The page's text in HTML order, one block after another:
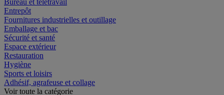
Bureau et télétravail
Entrepôt
Fournitures industrielles et outillage
Emballage et bac
Sécurité et santé
Espace extérieur
Restauration
Hygiène
Sports et loisirs
Adhésif, agrafeuse et collage